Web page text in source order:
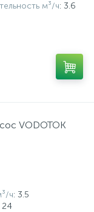
м³/ч: 3.6
VODOTOK
ч: 3.5
24